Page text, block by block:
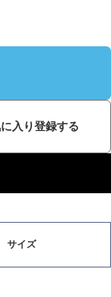
入り登録する
サイズ